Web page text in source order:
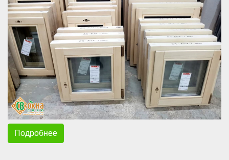
Подробнее